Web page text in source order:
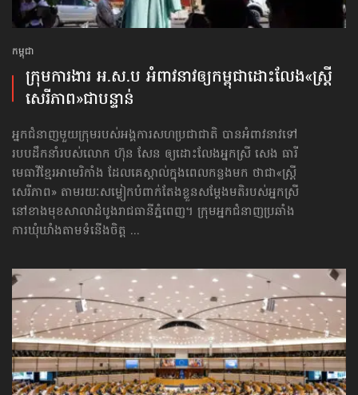
កម្ពុជា
ក្រុមការងារ អ.ស.ប អំពាវនាវ​ឲ្យកម្ពុជា​ដោះលែង​«ស្ត្រី
សេរីភាព»​ជាបន្ទាន់
អ្នកជំនាញមួយក្រុមរបស់អង្គការសហប្រជាជាតិ បានអំពាវនាវទៅ​
របបដឹកនាំរបស់លោក ហ៊ុន សែន ឲ្យដោះលែងអ្នកស្រី សេង ធារី
មេធាវីខ្មែរអាមេរិកាំង ដែលគេស្គាល់ក្នុងពេលកន្លងមក ថាជា«ស្ត្រី
សេរីភាព» តាមរយៈសម្លៀកបំពាក់តែងខ្លួនសម្ដែងមតិរបស់អ្នកស្រី
នៅខាងមុខសាលាដំបូងរាជធានីភ្នំពេញ។ ក្រុមអ្នកជំនាញប្រឆាំង
ការឃុំឃាំងតាមទំនើងចិត្ត ...